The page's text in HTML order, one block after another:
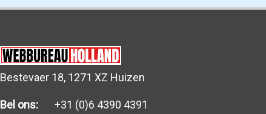
Bestevaer 18, 1271 XZ Huizen
Bel ons:
+31 (0)6 4390 4391